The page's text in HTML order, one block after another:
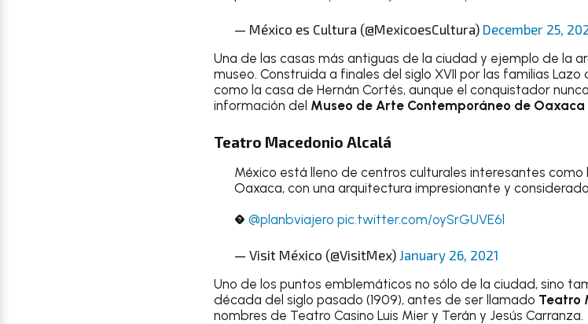
— México es Cultura (@MexicoesCultura) December 25,
Una de las casas más antiguas de la ciudad y ejemplo de la
museo. Construida a finales del siglo XVII por las familias
como la casa de Hernán Cortés, aunque el conquistador
información del Museo de Arte Contemporáneo de Oaxaca
Teatro Macedonio Alcalá
México está lleno de centros culturales interesantes
Oaxaca, con una arquitectura impresionante y
� @planbviajero pic.twitter.com/oySrGUVE6l
— Visit México (@VisitMex) January 26, 2021
Uno de los puntos emblemáticos no sólo de la ciudad, sino
década del siglo pasado (1909), antes de ser llamado Teatro
nombres de Teatro Casino Luis Mier y Terán y Jesús Carranza.